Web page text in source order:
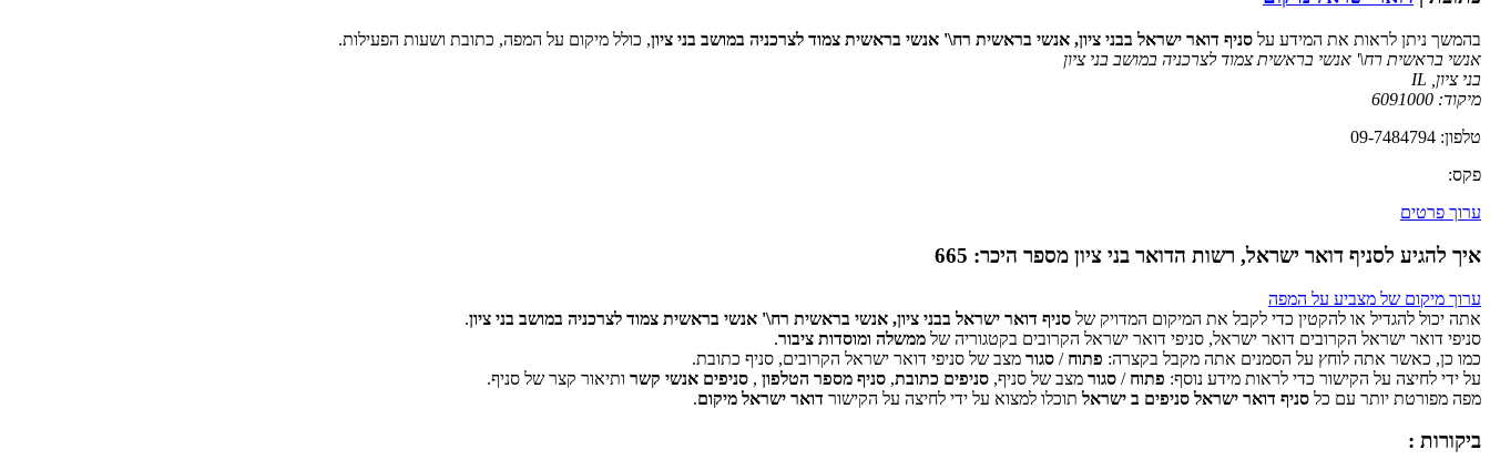
בהמשך ניתן לראות את המידע על סניף דואר ישראל בבני ציון, אנשי בראשית רח\' אנשי בראשית צמוד לצרכניה במושב בני ציון, כולל מיקום על המפה, כתובת ושעות הפעילות.
אנשי בראשית רח\' אנשי בראשית צמוד לצרכניה במושב בני ציון
בני ציון IL
מיקוד: 6091000
טלפון: 09-7484794
פקס:
ערוך פרטים
איך להגיע לסניף דואר ישראל, רשות הדואר בני ציון מספר היכר: 665
‏דף זה לא יכול לטעון את מפות Google כראוי.
האם האתר הזה בבעלותך?
ערוך מיקום של מצביע על המפה
אתה יכול להגדיל או להקטין כדי לקבל את המיקום המדויק של סניף דואר ישראל בבני ציון, אנשי בראשית רח\' אנשי בראשית צמוד לצרכניה במושב בני ציון.
סניפי דואר ישראל הקרובים דואר ישראל, סניפי דואר ישראל הקרובים בקטגוריה של ממשלה ומוסדות ציבור.
כמו כן, כאשר אתה לוחץ על הסמנים אתה מקבל בקצרה: פתוח / סגור מצב של סניפי דואר ישראל הקרובים, סניף כתובת.
על ידי לחיצה על הקישור כדי לראות מידע נוסף: פתוח / סגור מצב של סניף, סניפים כתובת, סניף מספר הטלפון , סניפים אנשי קשר ותיאור קצר של סניף.
מפה מפורטת יותר עם כל סניף דואר ישראל סניפים ב ישראל תוכלו למצוא על ידי לחיצה על הקישור דואר ישראל מיקום.
ביקורות :